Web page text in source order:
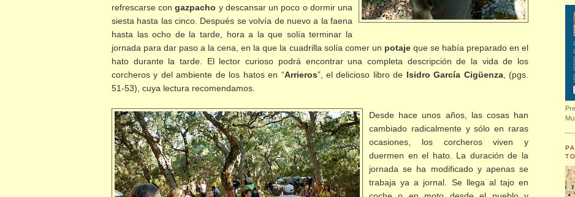
refrescarse congazpacho y descansar un poco o dormir una
siesta hasta las cinco. Después se volvía de nuevo a la faena
hasta las ocho de la tarde, hora a la que solía terminar la
jornada para dar paso a la cena, en la que la cuadrilla solía comer un potajeque se había preparado en el
hato durante la tarde. El lector curioso podrá encontrar una completa descripción de la vida de los
corcheros y del ambiente de los hatos en “Arrieros”, el delicioso libro de Isidro García Cigüenza, (pgs.
51-53), cuya lectura recomendamos.
Desde hace unos años, las cosas han
cambiado radicalmente y sólo en raras
ocasiones, los corcheros viven y
duermen en el hato. La duración de la
jornada se ha modificado y apenas se
trabaja ya a jornal. Se llega al tajo en